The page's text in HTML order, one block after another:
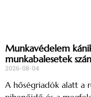
Munkavédelem
munkabalesetek
2026-08-04
A hőségriadók alatt a